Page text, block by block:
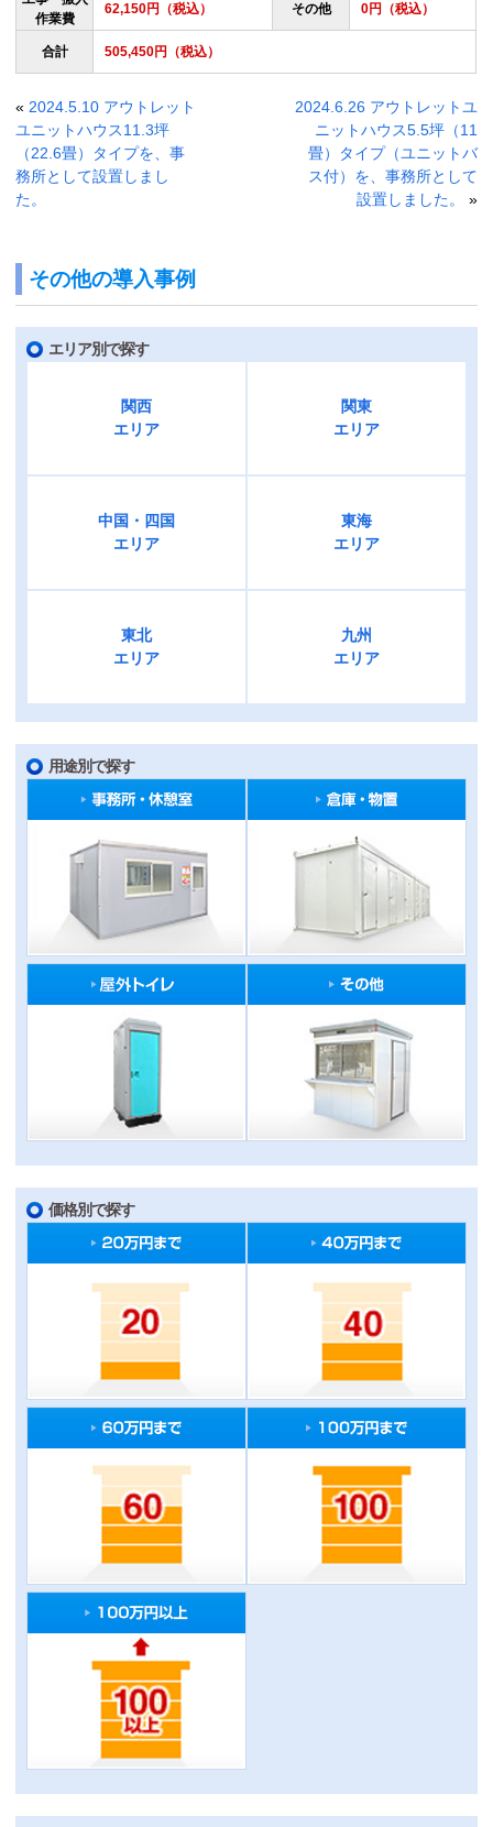
作業費
62,150円（税込） その他 0円（税込）
合計 505,450円（税込）
« 2024.5.10 アウトレット
ユニットハウス11.3坪
（22.6畳）タイプを、事
務所として設置しまし
た。
2024.6.26 アウトレットユ
ニットハウス5.5坪（11
畳）タイプ（ユニットバ
ス付）を、事務所として
設置しました。
»
その他の導入事例
エリア別で探す
関西
エリア
関東
エリア
中国・四国
エリア
東海
エリア
東北
エリア
九州
エリア
用途別で探す
価格別で探す